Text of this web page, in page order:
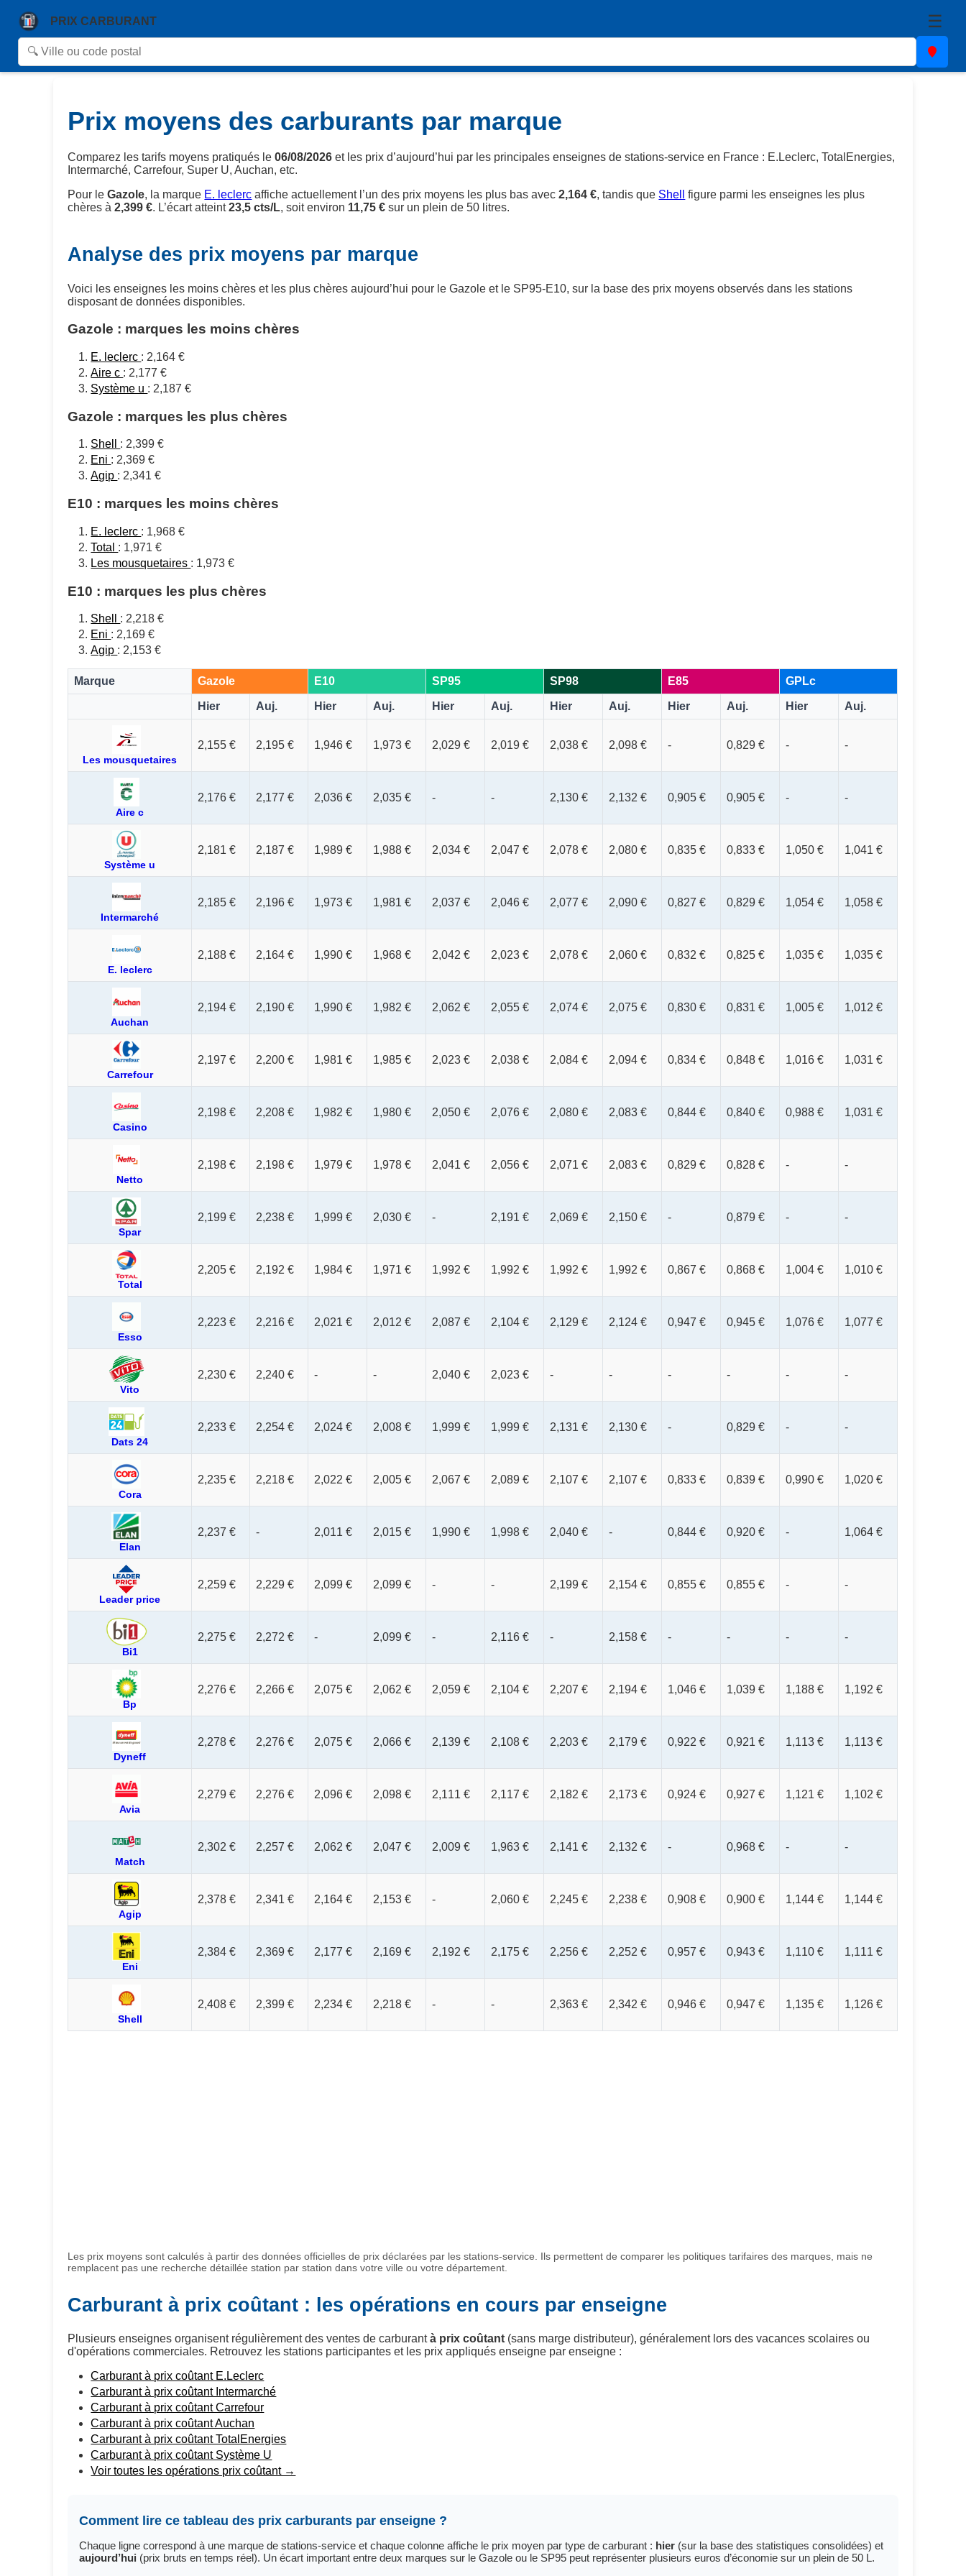
PRIX CARBURANT ☰
Prix moyens des carburants par marque
Comparez les tarifs moyens pratiqués le06/08/2026 et les prix d’aujourd’hui par les principales enseignes de stations-service en France : E.Leclerc, TotalEnergies,
Intermarché, Carrefour, Super U, Auchan, etc.
Pour leGazole, la marque E. leclerc affiche actuellement l’un des prix moyens les plus bas avec2,164 €, tandis que Shell
figure parmi les enseignes les plus
chères à2,399 €. L’écart atteint23,5 cts/L, soit environ 11,75 € sur un plein de 50 litres.
Analyse des prix moyens par marque
Voici les enseignes les moins chères et les plus chères aujourd’hui pour le Gazole et le SP95-E10, sur la base des prix moyens observés dans les stations
disposant de données disponibles.
Gazole : marques les moins chères
E. leclerc : 2,164 €
Aire c : 2,177 €
Système u : 2,187 €
Gazole : marques les plus chères
Shell : 2,399 €
Eni : 2,369 €
Agip : 2,341 €
E10 : marques les moins chères
E. leclerc : 1,968 €
Total : 1,971 €
Les mousquetaires : 1,973 €
E10 : marques les plus chères
Shell : 2,218 €
Eni : 2,169 €
Agip : 2,153 €
Marque Gazole E10 SP95 SP98 E85 GPLc
Hier Auj. Hier Auj. Hier Auj. Hier Auj. Hier Auj. Hier Auj.
Les mousquetaires
2,155 € 2,195 € 1,946 € 1,973 € 2,029 € 2,019 € 2,038 € 2,098 € - 0,829 € - -
Aire c
2,176 € 2,177 € 2,036 € 2,035 € - - 2,130 € 2,132 € 0,905 € 0,905 € - -
Système u
2,181 € 2,187 € 1,989 € 1,988 € 2,034 € 2,047 € 2,078 € 2,080 € 0,835 € 0,833 € 1,050 € 1,041 €
Intermarché
2,185 € 2,196 € 1,973 € 1,981 € 2,037 € 2,046 € 2,077 € 2,090 € 0,827 € 0,829 € 1,054 € 1,058 €
E. leclerc
2,188 € 2,164 € 1,990 € 1,968 € 2,042 € 2,023 € 2,078 € 2,060 € 0,832 € 0,825 € 1,035 € 1,035 €
Auchan
2,194 € 2,190 € 1,990 € 1,982 € 2,062 € 2,055 € 2,074 € 2,075 € 0,830 € 0,831 € 1,005 € 1,012 €
Carrefour
2,197 € 2,200 € 1,981 € 1,985 € 2,023 € 2,038 € 2,084 € 2,094 € 0,834 € 0,848 € 1,016 € 1,031 €
Casino
2,198 € 2,208 € 1,982 € 1,980 € 2,050 € 2,076 € 2,080 € 2,083 € 0,844 € 0,840 € 0,988 € 1,031 €
Netto
2,198 € 2,198 € 1,979 € 1,978 € 2,041 € 2,056 € 2,071 € 2,083 € 0,829 € 0,828 € - -
Spar
2,199 € 2,238 € 1,999 € 2,030 € - 2,191 € 2,069 € 2,150 € - 0,879 € - -
Total
2,205 € 2,192 € 1,984 € 1,971 € 1,992 € 1,992 € 1,992 € 1,992 € 0,867 € 0,868 € 1,004 € 1,010 €
Esso
2,223 € 2,216 € 2,021 € 2,012 € 2,087 € 2,104 € 2,129 € 2,124 € 0,947 € 0,945 € 1,076 € 1,077 €
Vito
2,230 € 2,240 € - - 2,040 € 2,023 € - - - - - -
Dats 24
2,233 € 2,254 € 2,024 € 2,008 € 1,999 € 1,999 € 2,131 € 2,130 € - 0,829 € - -
Cora
2,235 € 2,218 € 2,022 € 2,005 € 2,067 € 2,089 € 2,107 € 2,107 € 0,833 € 0,839 € 0,990 € 1,020 €
Elan
2,237 € - 2,011 € 2,015 € 1,990 € 1,998 € 2,040 € - 0,844 € 0,920 € - 1,064 €
Leader price
2,259 € 2,229 € 2,099 € 2,099 € - - 2,199 € 2,154 € 0,855 € 0,855 € - -
Bi1
2,275 € 2,272 € - 2,099 € - 2,116 € - 2,158 € - - - -
Bp
2,276 € 2,266 € 2,075 € 2,062 € 2,059 € 2,104 € 2,207 € 2,194 € 1,046 € 1,039 € 1,188 € 1,192 €
Dyneff
2,278 € 2,276 € 2,075 € 2,066 € 2,139 € 2,108 € 2,203 € 2,179 € 0,922 € 0,921 € 1,113 € 1,113 €
Avia
2,279 € 2,276 € 2,096 € 2,098 € 2,111 € 2,117 € 2,182 € 2,173 € 0,924 € 0,927 € 1,121 € 1,102 €
Match
2,302 € 2,257 € 2,062 € 2,047 € 2,009 € 1,963 € 2,141 € 2,132 € - 0,968 € - -
Agip
2,378 € 2,341 € 2,164 € 2,153 € - 2,060 € 2,245 € 2,238 € 0,908 € 0,900 € 1,144 € 1,144 €
Eni
2,384 € 2,369 € 2,177 € 2,169 € 2,192 € 2,175 € 2,256 € 2,252 € 0,957 € 0,943 € 1,110 € 1,111 €
Shell
2,408 € 2,399 € 2,234 € 2,218 € - - 2,363 € 2,342 € 0,946 € 0,947 € 1,135 € 1,126 €
Les prix moyens sont calculés à partir des données officielles de prix déclarées par les stations-service. Ils permettent de comparer les politiques tarifaires des marques, mais ne
remplacent pas une recherche détaillée station par station dans votre ville ou votre département.
Carburant à prix coûtant : les opérations en cours par enseigne
Plusieurs enseignes organisent régulièrement des ventes de carburantà prix coûtant (sans marge distributeur), généralement lors des vacances scolaires ou
d'opérations commerciales. Retrouvez les stations participantes et les prix appliqués enseigne par enseigne :
Carburant à prix coûtant E.Leclerc
Carburant à prix coûtant Intermarché
Carburant à prix coûtant Carrefour
Carburant à prix coûtant Auchan
Carburant à prix coûtant TotalEnergies
Carburant à prix coûtant Système U
Voir toutes les opérations prix coûtant →
Comment lire ce tableau des prix carburants par enseigne ?
Chaque ligne correspond à une marque de stations-service et chaque colonne affiche le prix moyen par type de carburant : hier (sur la base des statistiques consolidées) et
aujourd’hui (prix bruts en temps réel). Un écart important entre deux marques sur le Gazole ou le SP95 peut représenter plusieurs euros d’économie sur un plein de 50 L.